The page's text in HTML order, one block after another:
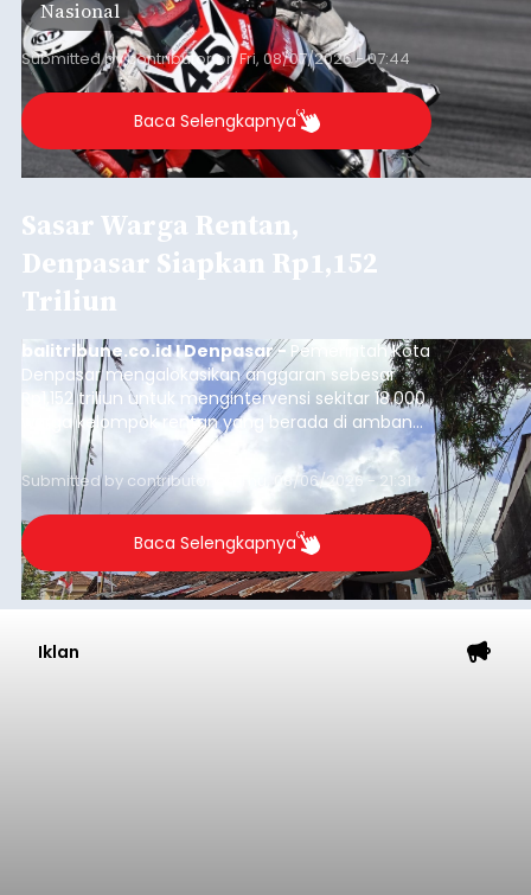
Barat, pada 7–9 Agustus 2026.
Nasional
Submitted bycontributoronFri, 08/07/2026 - 07:44
Baca Selengkapnya
Sasar Warga Rentan,
Denpasar Siapkan Rp1,152
Triliun
balitribune.co.id I Denpasar - Pemerintah Kota
Denpasar mengalokasikan anggaran sebesar
Rp1,152 triliun untuk mengintervensi sekitar 18.000
warga kelompok rentan yang berada di ambang
garis kemiskinan. Langkah strategis ini diambil
guna menjaga masyarakat yang berada pada
kelompok desil 5 dan 6 tersebut agar tidak
merosot ke kategori miskin.
Submitted by contributor Thu, 08/06/2026 - 21:31
Baca Selengkapnya
Iklan